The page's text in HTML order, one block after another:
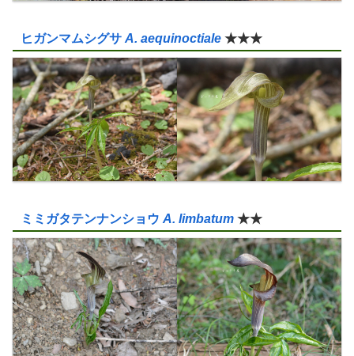
ヒガンマムシグサ A. aequinoctiale ★★★
ミミガタテンナンショウ A. limbatum ★★